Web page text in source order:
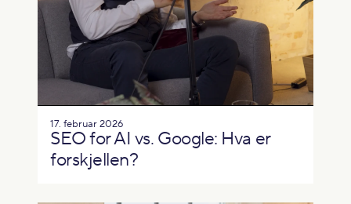
17. februar 2026
SEO for AI vs. Google: Hva er
forskjellen?